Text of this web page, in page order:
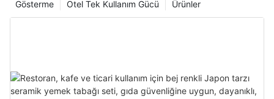
Ürünler
Otel Tek Kullanım Gücü
Gösterme